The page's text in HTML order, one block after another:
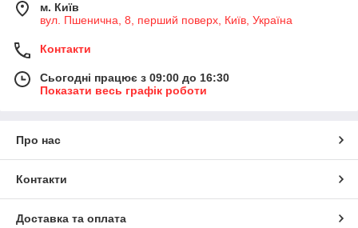
м. Київ
вул. Пшенична, 8, перший поверх, Київ, Україна
Контакти
Сьогодні працює з 09:00 до 16:30
Показати весь графік роботи
Про нас
Контакти
Доставка та оплата